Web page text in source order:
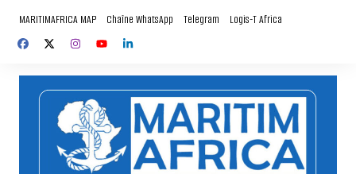
contenu
MARITIMAFRICA MAP Chaîne WhatsApp Telegram Logis-T Africa